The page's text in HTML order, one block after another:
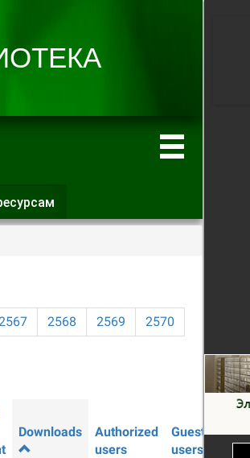
вкладка)
2568 2569
2570
Downloads
Authorized
users
Guest
users